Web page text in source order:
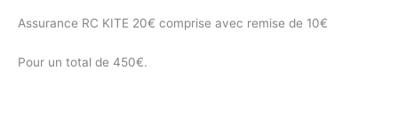
Assurance RC KITE 20€ comprise avec remise de 10€
Pour un total de 450€.